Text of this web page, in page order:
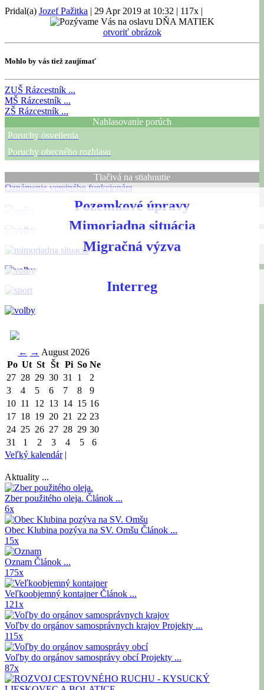
Pridal(a) Jozef Pažitka | 29 Apr 2019 at 10:32 | 117x |
otvoriť obrázok
Mohlo by vás tiež zaujímať
ZUŠ Rázcestník ...
MŠ Rázcestník ...
ZŠ Rázcestník ...
Nahlasovanie porúch
Poruchy osvetlenia
Poruchy obecného rozhlasu
Tlačivá na stiahnutie
Oznámenie verejného funkcionára
Pozemkové úpravy
Mimoriadna situácia
Migračná výzva
Interreg
← → August 2026
Po Ut St Št Pi So Ne
27 28 29 30 31 1
2
3
4 5 6 7 8
9
10 11 12 13 14 15 16
17 18 19 20 21 22 23
24 25 26 27 28 29 30
31
1 2 3 4 5
6
Veľký kalendár|
Aktuality ...
Zber použitého oleja. Článok ...
6x
Obec Klubina pozýva na SV. Omšu Článok ...
15x
Oznam Článok ...
175x
Veľkoobjemný kontajnerČlánok ...
121x
Voľby do orgánov samosprávnych krajov Projekty ...
115x
Voľby do orgánov samosprávy obcíProjekty ...
87x